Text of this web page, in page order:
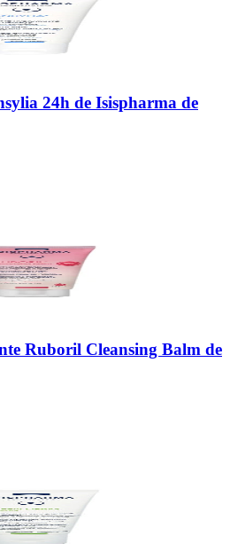
24h de Isispharma de
Ruboril Cleansing Balm de